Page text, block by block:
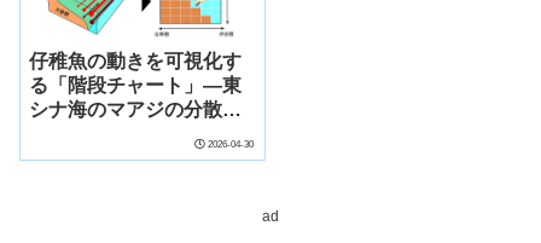
仔稚魚の動きを可視化す
る「階段チャート」―東
シナ海のマアジの分散過
2026-04-30
ad